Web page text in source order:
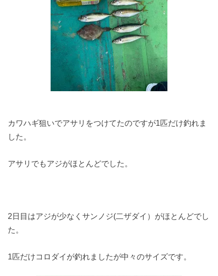
カワハギ狙いでアサリをつけてたのですが1匹だけ釣れま
した。
アサリでもアジがほとんどでした。
2日目はアジが少なくサンノジ(二ザダイ）がほとんどでし
た。
1匹だけコロダイが釣れましたが中々のサイズです。